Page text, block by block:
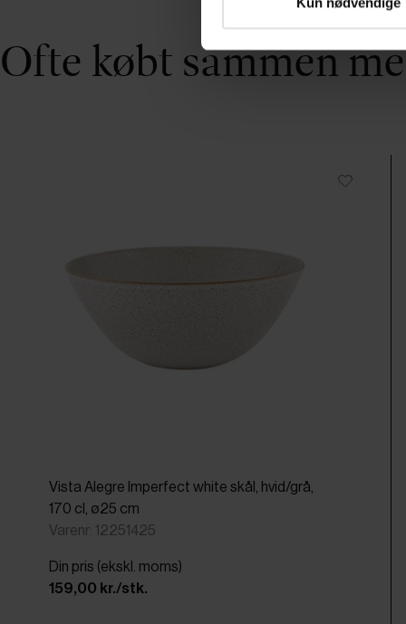
Ofte købt sammen
Vista Alegre Imperfect white skål, hvid/grå,
170 cl, ø25 cm
Varenr: 12251425
Din pris (ekskl. moms)
159,00 kr./stk.